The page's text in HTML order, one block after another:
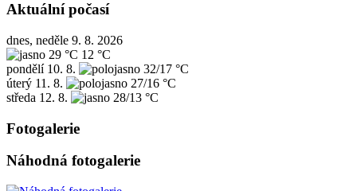
Aktuální počasí
dnes, neděle 9. 8. 2026
29 °C 12 °C
pondělí 10. 8.
32/17 °C
úterý 11. 8.
27/16 °C
středa 12. 8. 28/13 °C
Fotogalerie
Náhodná fotogalerie